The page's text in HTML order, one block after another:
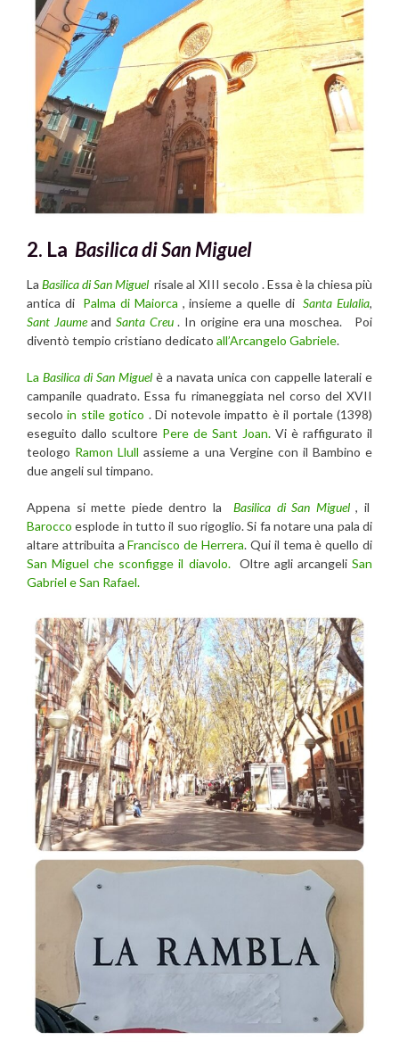
2. La Basilica di San Miguel
LaBasilica di San Miguel risale al XIII secolo . Essa è la chiesa più
antica di Palma di Maiorca , insieme a quelle diSanta Eulalia,
Sant JaumeandSanta Creu. In origine era una moschea. Poi
diventò tempio cristiano dedicato all’Arcangelo Gabriele.
La Basilica di San Miguel è a navata unica con cappelle laterali e
campanile quadrato. Essa fu rimaneggiata nel corso del XVII
secoloin stile gotico . Di notevole impatto è il portale (1398)
eseguito dallo scultore Pere de Sant Joan. Vi è raffigurato il
teologo Ramon Llull assieme a una Vergine con il Bambino e
due angeli sul timpano.
Appena si mette piede dentro laBasilica di San Miguel, il
Barocco esplode in tutto il suo rigoglio. Si fa notare una pala di
altare attribuita aFrancisco de Herrera. Qui il tema è quello di
San Miguel che sconfigge il diavolo. Oltre agli arcangeliSan
Gabriel e San Rafael.